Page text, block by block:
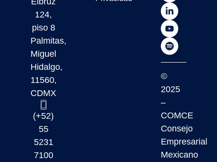
124,
piso 8
Palmitas,
Miguel
Hidalgo,
11560,
CDMX
(+52)
55
5231
7100
©
2025
–
COMCE
Consejo
Empresarial
Mexicano